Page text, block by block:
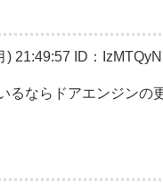
) 21:49:57 ID：
るならドアエンジンの